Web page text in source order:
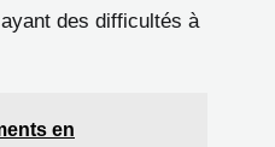
des difficultés à
en